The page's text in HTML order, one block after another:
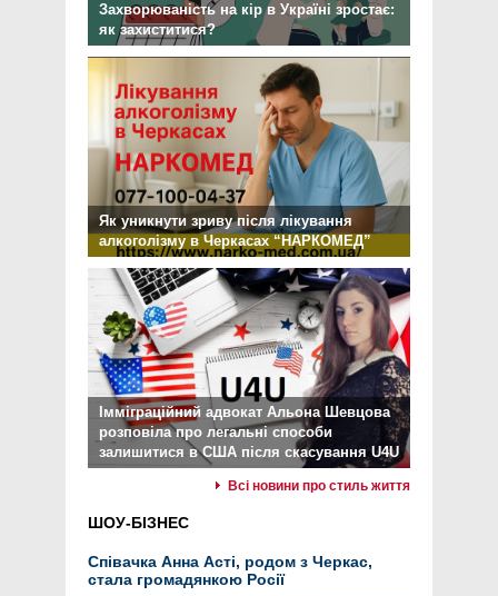
Захворюваність на кір в Україні зростає:
як захиститися?
Як уникнути зриву після лікування
алкоголізму в Черкасах “НАРКОМЕД”
Імміграційний адвокат Альона Шевцова
розповіла про легальні способи
залишитися в США після скасування U4U
Всі новини про стиль життя
ШОУ-БІЗНЕС
Співачка Анна Асті, родом з Черкас,
стала громадянкою Росії